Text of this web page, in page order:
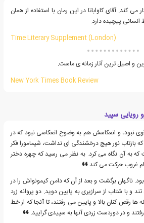
می کند. آقای کاواباتا در این رمان با استفاده از همان
پیچیده دارد.
(Time Literary Supplement (London
و اصیل ترین آثار زمانه ی ماست.
New York Times Book Review
رویایی سپید
نبود، و انعکاسش هم به وضوح انعکاسی نبود که در
بازتاب نور هیچ درخشندگی ای نداشت، شیمامورا فکر
به آن نگاه می کرد. به نظر می رسید که چهره دختر
غروب حرکت می کند
ناگهان برگشت و بعد از آن که دامن کیمونواش را در
و با شتاب از سرازیری به پایین دوید. دو پروانه زرد
ها رقص کنان بالا و پایین می رفتند، تا آنجا که از خط
و در دوردست زردی آنها به سپیدی گرایید.